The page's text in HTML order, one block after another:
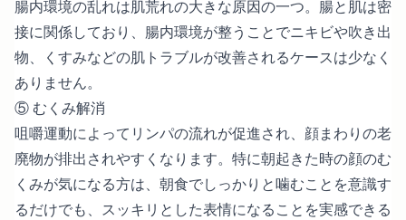
腸内環境の乱れは肌荒れの大きな原因の一つ。腸と肌は密
接に関係しており、腸内環境が整うことでニキビや吹き出
物、くすみなどの肌トラブルが改善されるケースは少なく
ありません。
⑤ むくみ解消
咀嚼運動によってリンパの流れが促進され、顔まわりの老
廃物が排出されやすくなります。特に朝起きた時の顔のむ
くみが気になる方は、朝食でしっかりと噛むことを意識す
るだけでも、スッキリとした表情になることを実感できる